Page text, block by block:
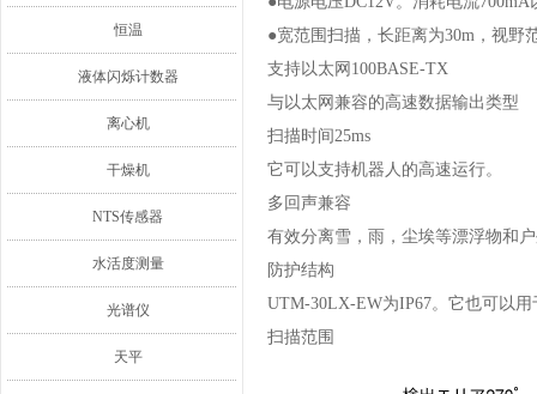
恒温
液体闪烁计数器
离心机
干燥机
NTS传感器
水活度测量
光谱仪
天平
●宽范围扫描，长距离为30m，视野
支持以太网100BASE-TX
与以太网兼容的高速数据输出类型
扫描时间25ms
它可以支持机器人的高速运行。
多回声兼容
有效分离雪，雨，尘埃等漂浮物和
防护结构
UTM-30LX-EW为IP67。它也可以
扫描范围